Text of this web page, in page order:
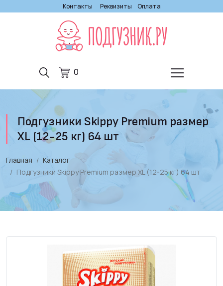
Контакты Реквизиты Оплата
0
Подгузники Skippy Premium размер
XL (12-25 кг) 64 шт
Главная
Каталог
Подгузники Skippy Premium размер XL (12-25 кг) 64 шт